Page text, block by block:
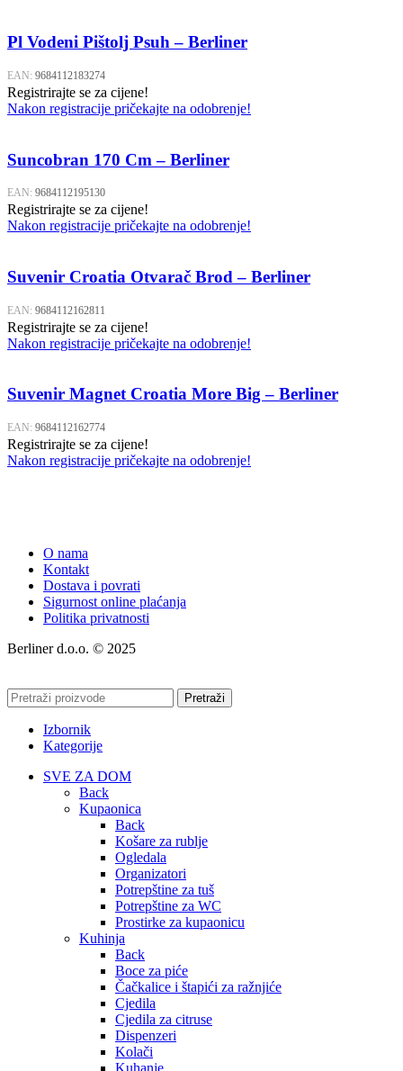
Pl Vodeni Pištolj Psuh – Berliner
EAN: 9684112183274
Registrirajte se za cijene!
Nakon registracije pričekajte na odobrenje!
Suncobran 170 Cm – Berliner
EAN: 9684112195130
Registrirajte se za cijene!
Nakon registracije pričekajte na odobrenje!
Suvenir Croatia Otvarač Brod – Berliner
EAN: 9684112162811
Registrirajte se za cijene!
Nakon registracije pričekajte na odobrenje!
Suvenir Magnet Croatia More Big – Berliner
EAN: 9684112162774
Registrirajte se za cijene!
Nakon registracije pričekajte na odobrenje!
O nama
Kontakt
Dostava i povrati
Sigurnost online plaćanja
Politika privatnosti
Berliner d.o.o. © 2025
Pretraži
Izbornik
Kategorije
SVE ZA DOM
Back
Kupaonica
Back
Košare za rublje
Ogledala
Organizatori
Potrepštine za tuš
Potrepštine za WC
Prostirke za kupaonicu
Kuhinja
Back
Boce za piće
Čačkalice i štapići za ražnjiće
Cjedila
Cjedila za citruse
Dispenzeri
Kolači
Kuhanje